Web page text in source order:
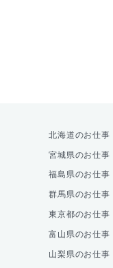
北海道のお仕事
宮城県のお仕事
福島県のお仕事
群馬県のお仕事
東京都のお仕事
富山県のお仕事
山梨県のお仕事